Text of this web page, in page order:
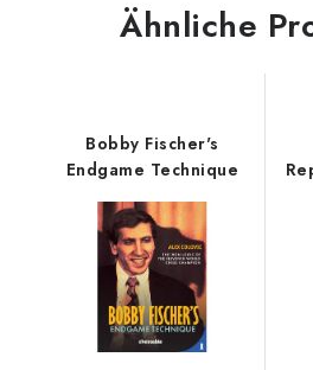
Ähnliche
Bobby Fischer's
Endgame Technique